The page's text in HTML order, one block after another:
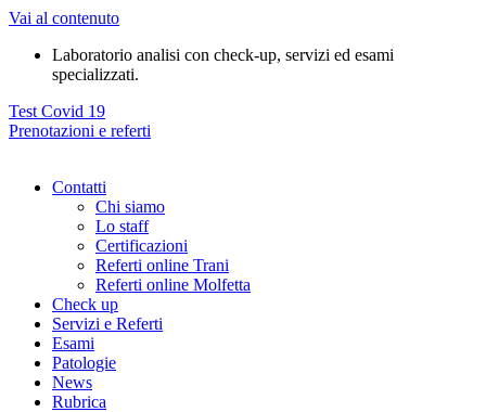
Vai al contenuto
Laboratorio analisi con check-up, servizi ed esami
specializzati.
Test Covid 19
Prenotazioni e referti
Contatti
Chi siamo
Lo staff
Certificazioni
Referti online Trani
Referti online Molfetta
Check up
Servizi e Referti
Esami
Patologie
News
Rubrica